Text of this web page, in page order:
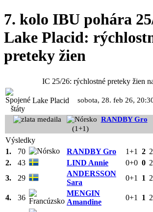
7. kolo IBU pohára
Lake Placid:
preteky žien
IC 25/26: rýchlostné preteky žien
Lake Placid sobota, 28. feb 26,
RANDBY Gro
(1+1)
Výsledky
1.
70 RANDBY Gro 1+1 2
2.
43 LIND Annie 0+0 0
3.
29
ANDERSSON
Sara
0+1 1
4. 36
MENGIN
Amandine
0+1 1